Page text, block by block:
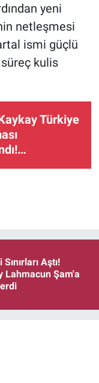
yeni
netleşmesi
ismi güçlü
kulis
Türkiye
Aştı!
Lahmacun Şam'a